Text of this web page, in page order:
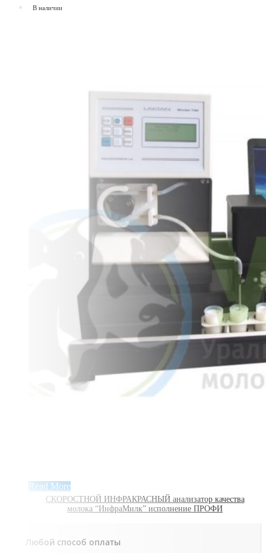
В наличии
Read More
СКОРОСТНОЙ ИНФРАКРАСНЫЙ анализатор качества
молока “ИнфраМилк” исполнение ПРОФИ
Любой способ оплаты